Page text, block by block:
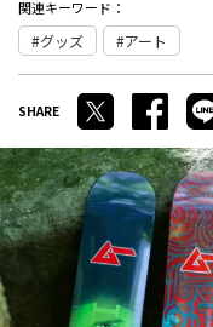
関連キーワード：
グッズ アート